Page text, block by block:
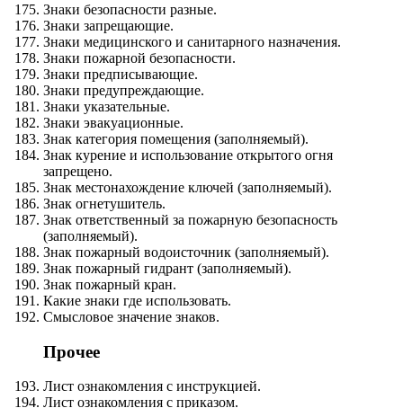
Знаки безопасности разные.
Знаки запрещающие.
Знаки медицинского и санитарного назначения.
Знаки пожарной безопасности.
Знаки предписывающие.
Знаки предупреждающие.
Знаки указательные.
Знаки эвакуационные.
Знак категория помещения (заполняемый).
Знак курение и использование открытого огня
запрещено.
Знак местонахождение ключей (заполняемый).
Знак огнетушитель.
Знак ответственный за пожарную безопасность
(заполняемый).
Знак пожарный водоисточник (заполняемый).
Знак пожарный гидрант (заполняемый).
Знак пожарный кран.
Какие знаки где использовать.
Смысловое значение знаков.
Прочее
Лист ознакомления с инструкцией.
Лист ознакомления с приказом.